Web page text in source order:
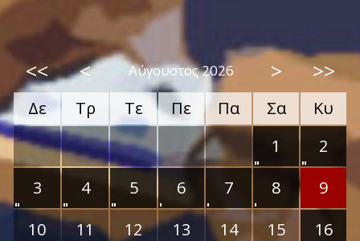
<< < Αύγουστος 2026 > >>
Δε Τρ Τε Πε Πα Σα
Κυ
1
2
3
4 5 6 7 8
9
10
11 12 13 14 15
16